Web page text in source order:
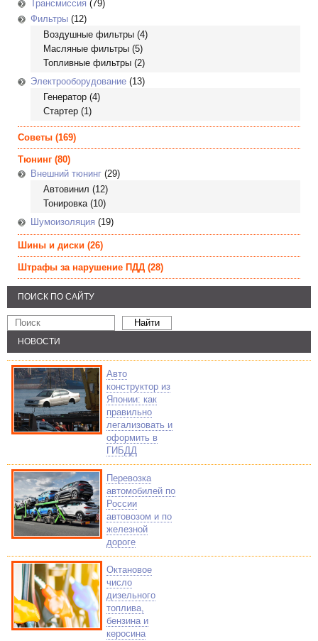
Трансмиссия (79)
Фильтры (12)
Воздушные фильтры (4)
Масляные фильтры (5)
Топливные фильтры (2)
Электрооборудование (13)
Генератор (4)
Стартер (1)
Советы (169)
Тюнинг (80)
Внешний тюнинг (29)
Автовинил (12)
Тонировка(10)
Шумоизоляция (19)
Шины и диски (26)
Штрафы за нарушение ПДД (28)
ПОИСК ПО САЙТУ
НОВОСТИ
Авто
конструктор из
Японии: как
правильно
легализовать и
оформить в
ГИБДД
Перевозка
автомобилей по
России
автовозом и по
железной
дороге
Октановое
число
дизельного
топлива,
бензина и
керосина